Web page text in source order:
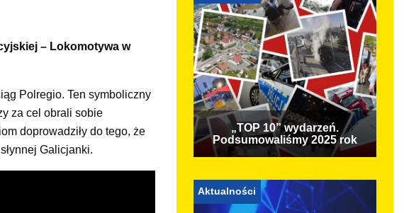
– Lokomotywa w
Polregio. Ten symboliczny
za cel obrali sobie
doprowadziły do tego, że
Galicjanki.
„TOP 10” wydarzeń.
Podsumowaliśmy 2025 rok
Aktualności